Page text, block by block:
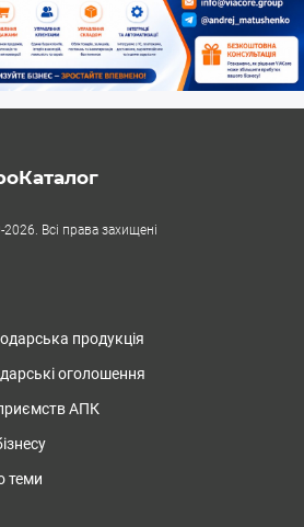
Всі права захищені
продукція
оголошення
АПК
теми